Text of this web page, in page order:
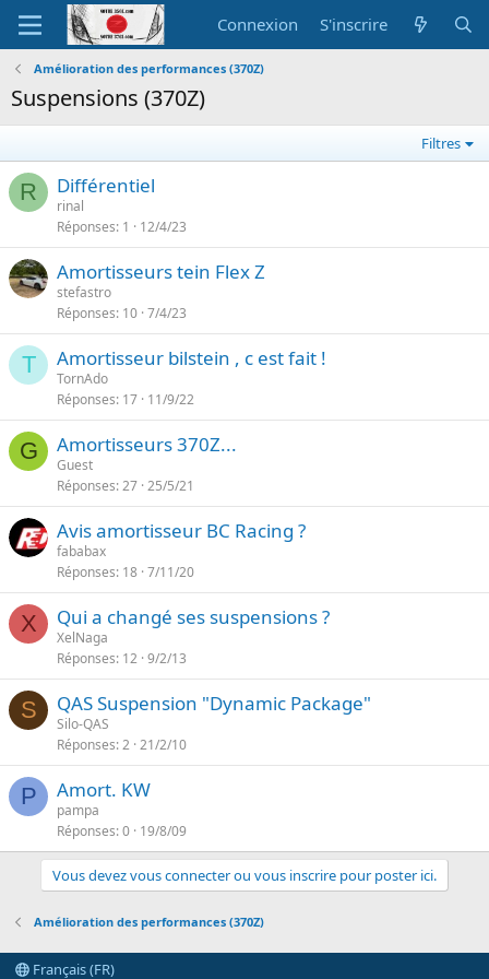
Connexion S'inscrire
Amélioration des performances (370Z)
Suspensions (370Z)
Filtres
R Différentiel
rinal
Réponses 1 12/4/23
Amortisseurs tein Flex Z
stefastro
Réponses 10 7/4/23
T Amortisseur bilstein , c est fait !
TornAdo
Réponses 17 11/9/22
G Amortisseurs 370Z...
Guest
Réponses 27 25/5/21
Avis amortisseur BC Racing ?
fababax
Réponses 18 7/11/20
X Qui a changé ses suspensions ?
XelNaga
Réponses 12 9/2/13
S QAS Suspension "Dynamic Package"
Silo-QAS
Réponses 2 21/2/10
P Amort. KW
pampa
Réponses 0 19/8/09
Vous devez vous connecter ou vous inscrire pour poster ici.
Amélioration des performances (370Z)
Français (FR)